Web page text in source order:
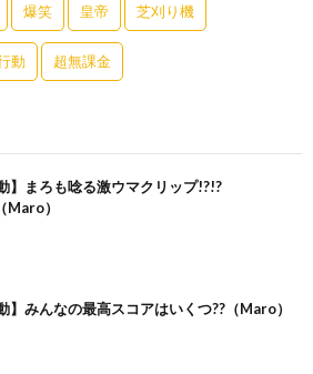
爆笑 皇帝 芝刈り機
動 超無課金
】まろも唸る激ウマクリップ!?!?
）
】みんなの最高スコアはいくつ??（Maro）